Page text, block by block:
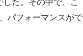
た。その中で、こ
パフォーマンスがで